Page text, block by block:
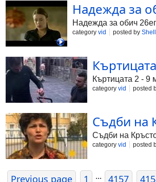
Надежда за
Надежда за обич
category vid posted by
Къртицата 2 - 9
category vid posted
Съдби на
Съдби на
category vid posted
Previous page 1 ... 4157